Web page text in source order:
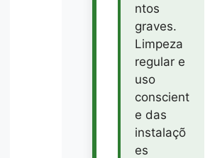
ntos
graves.
Limpeza
regular e
uso
conscient
e das
instalaçõ
es